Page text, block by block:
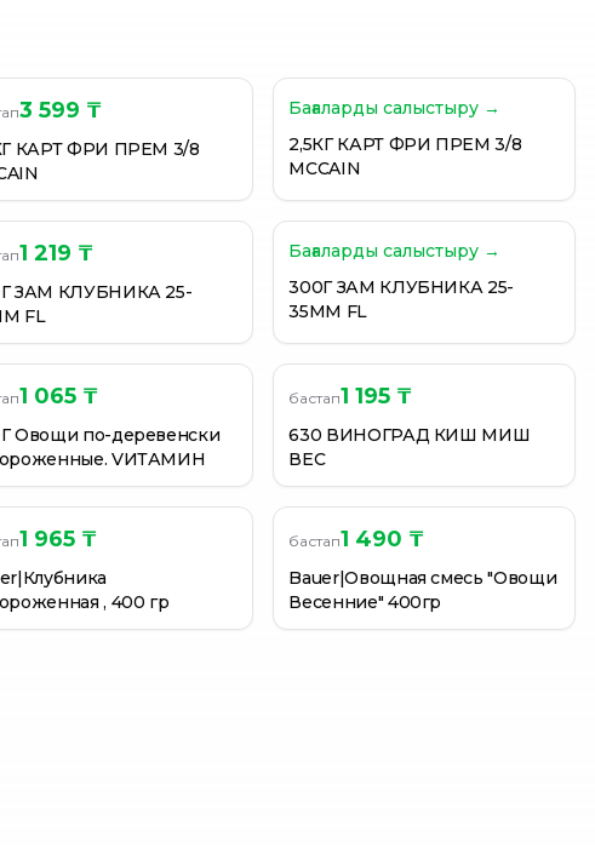
3 599 ₸
КАРТ ФРИ ПРЕМ 3/8
Бағаларды салыстыру →
2,5КГ КАРТ ФРИ ПРЕМ 3/8
MCCAIN
1 219 ₸
ЗАМ КЛУБНИКА 25-
FL
Бағаларды салыстыру →
300Г ЗАМ КЛУБНИКА 25-
35ММ FL
1 065 ₸
Овощи по-деревенски
VИТАМИН
бастап1 195 ₸
630 ВИНОГРАД КИШ МИШ
ВЕС
1 965 ₸
, 400 гр
бастап1 490 ₸
Bauer|Овощная смесь "Овощи
Весенние" 400гр